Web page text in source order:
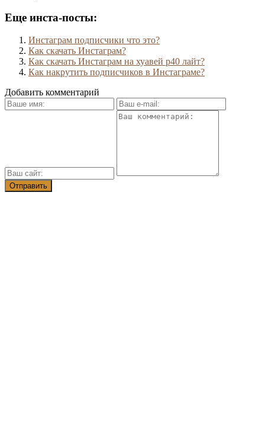
Еще инста-посты:
Инстаграм подписчики что это?
Как скачать Инстаграм?
Как скачать Инстаграм на хуавей р40 лайт?
Как накрутить подписчиков в Инстаграме?
Добавить комментарий